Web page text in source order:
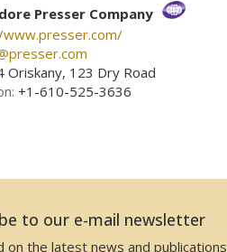
Presser Company
Oriskany, 123 Dry Road
+1-610-525-3636
to our e-mail newsletter
on the latest news and publications